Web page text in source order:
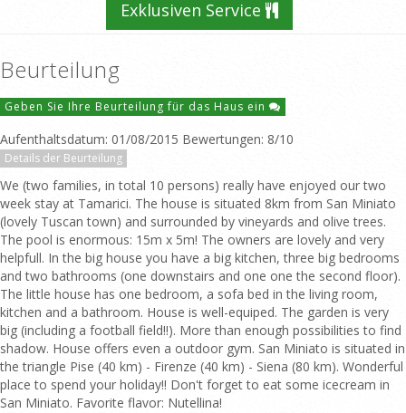
Exklusiven Service
Beurteilung
Geben Sie Ihre Beurteilung für das Haus ein
Aufenthaltsdatum: 01/08/2015 Bewertungen: 8/10
Details der Beurteilung
We (two families, in total 10 persons) really have enjoyed our two
week stay at Tamarici. The house is situated 8km from San Miniato
(lovely Tuscan town) and surrounded by vineyards and olive trees.
The pool is enormous: 15m x 5m! The owners are lovely and very
helpfull. In the big house you have a big kitchen, three big bedrooms
and two bathrooms (one downstairs and one one the second floor).
The little house has one bedroom, a sofa bed in the living room,
kitchen and a bathroom. House is well-equiped. The garden is very
big (including a football field!!). More than enough possibilities to find
shadow. House offers even a outdoor gym. San Miniato is situated in
the triangle Pise (40 km) - Firenze (40 km) - Siena (80 km). Wonderful
place to spend your holiday!! Don't forget to eat some icecream in
San Miniato. Favorite flavor: Nutellina!